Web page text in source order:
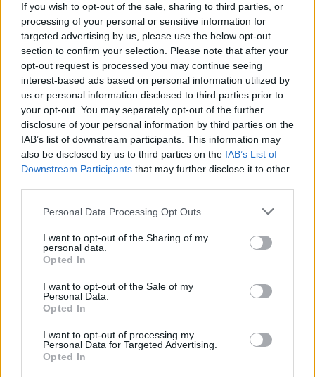
If you wish to opt-out of the sale, sharing to third parties, or
processing of your personal or sensitive information for
targeted advertising by us, please use the below opt-out
section to confirm your selection. Please note that after your
opt-out request is processed you may continue seeing
interest-based ads based on personal information utilized by
us or personal information disclosed to third parties prior to
your opt-out. You may separately opt-out of the further
disclosure of your personal information by third parties on the
IAB’s list of downstream participants. This information may
also be disclosed by us to third parties on the IAB’s List of
Downstream Participants that may further disclose it to other
Personal Data Processing Opt Outs
I want to opt-out of the Sharing of my
personal data.
Opted In
I want to opt-out of the Sale of my
Personal Data.
Opted In
I want to opt-out of processing my
Personal Data for Targeted Advertising.
Opted In
Ha elmúlik az aszályos időszak, akkor is szem előtt kell(ene)
tartanunk ezeket a döntéseket.
Miért viseli meg az embert a hőség
Csillaghullás, napfogyatkozás:
augusztusban érdemes lesz az égre